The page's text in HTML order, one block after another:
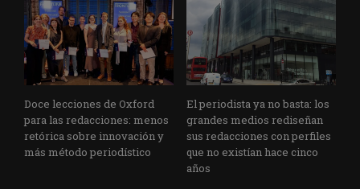
Doce lecciones de Oxford
para las redacciones: menos
retórica sobre innovación y
más método periodístico
El periodista ya no basta: los
grandes medios rediseñan
sus redacciones con perfiles
que no existían hace cinco
años